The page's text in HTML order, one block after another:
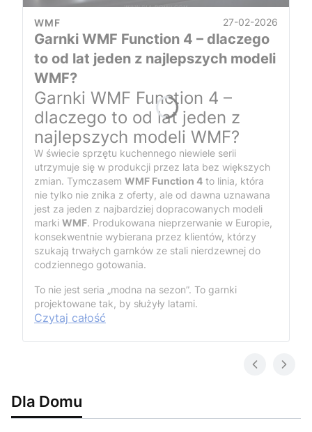
WMF 27-02-2026
Garnki WMF Function 4 – dlaczego
to od lat jeden z najlepszych modeli
WMF?
Garnki WMF Function 4 –
dlaczego to od lat jeden z
najlepszych modeli WMF?
W świecie sprzętu kuchennego niewiele serii
utrzymuje się w produkcji przez lata bez większych
zmian. Tymczasem WMF Function 4 to linia, która
nie tylko nie znika z oferty, ale od dawna uznawana
jest za jeden z najbardziej dopracowanych modeli
marki WMF. Produkowana nieprzerwanie w Europie,
konsekwentnie wybierana przez klientów, którzy
szukają trwałych garnków ze stali nierdzewnej do
codziennego gotowania.
To nie jest seria „modna na sezon”. To garnki
projektowane tak, by służyły latami.
Czytaj całość
Dla Domu